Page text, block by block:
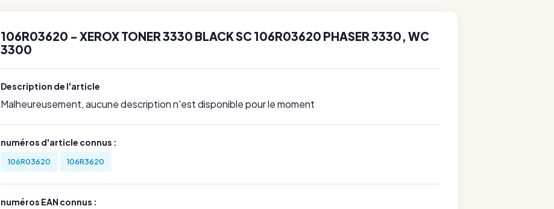
106R03620 - XEROX TONER 3330 BLACK SC 106R03620 PHASER 3330, WC
3300
Description de l'article
Malheureusement, aucune description n'est disponible pour le moment
numéros d'article connus :
106R03620 106R3620
numéros EAN connus :